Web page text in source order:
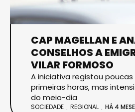
CAP MAGELLAN E
CONSELHOS A
VILAR FORMOSO
A iniciativa registou
primeiras horas, mas
do meio-dia
SOCIEDADE REGIONAL HÁ 4